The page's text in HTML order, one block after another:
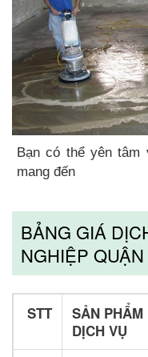
Bạn có thể yên tâm
mang đến
BẢNG GIÁ
NGHIỆP
STT
SẢN PHẨM
DỊCH VỤ